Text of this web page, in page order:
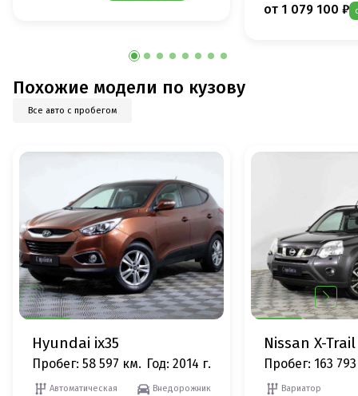
от 1 079 100 ₽
Похожие модели по кузову
Все авто с пробегом
Hyundai ix35
Пробег: 58 597 км. Год: 2014 г.
Автоматическая
Внедорожник
Nissan X-Trail
Пробег: 163
Вариатор